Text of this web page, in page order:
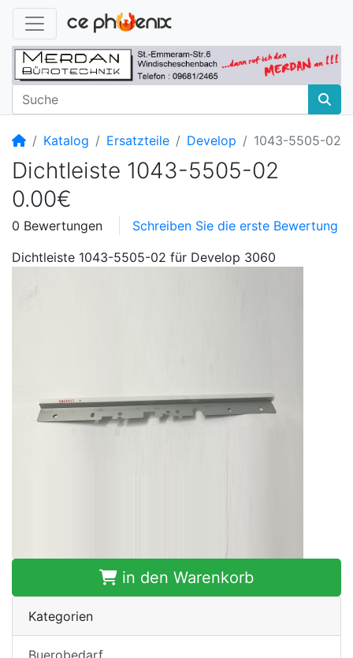
Startseite
Katalog Ersatzteile Develop 1043-5505-02
Dichtleiste 1043-5505-02
0.00€
0 Bewertungen
Schreiben Sie die erste Bewertung
Dichtleiste 1043-5505-02 für Develop 3060
in den Warenkorb
Kategorien
Buerobedarf